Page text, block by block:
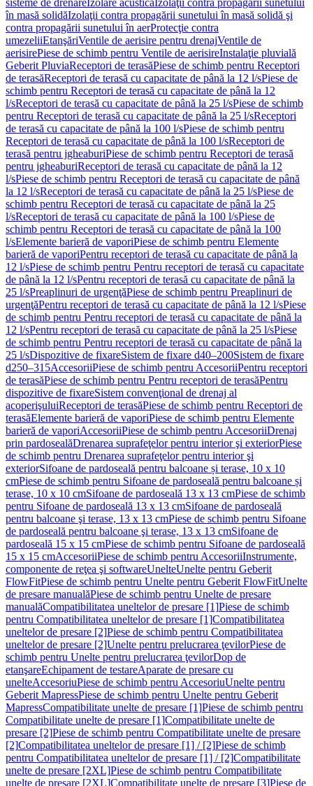
sisteme de drenareIzolare acusticăIzolaţii contra propagării sunetului
în masă solidăIzolaţii contra propagării sunetului în masă solidă şi
contra propagării sunetului în aerProtecţie contra
umezeliiEtanşăriVentile de aerisire pentru drenajVentile de
aerisirePiese de schimb pentru Ventile de aerisireInstalaţie pluvială
Geberit PluviaReceptori de terasăPiese de schimb pentru Receptori
de terasăReceptori de terasă cu capacitate de până la 12 l/sPiese de
schimb pentru Receptori de terasă cu capacitate de până la 12
l/sReceptori de terasă cu capacitate de până la 25 l/sPiese de schimb
pentru Receptori de terasă cu capacitate de până la 25 l/sReceptori
de terasă cu capacitate de până la 100 l/sPiese de schimb pentru
Receptori de terasă cu capacitate de până la 100 l/sReceptori de
terasă pentru jgheaburiPiese de schimb pentru Receptori de terasă
pentru jgheaburiReceptori de terasă cu capacitate de până la 12
l/sPiese de schimb pentru Receptori de terasă cu capacitate de până
la 12 l/sReceptori de terasă cu capacitate de până la 25 l/sPiese de
schimb pentru Receptori de terasă cu capacitate de până la 25
l/sReceptori de terasă cu capacitate de până la 100 l/sPiese de
schimb pentru Receptori de terasă cu capacitate de până la 100
l/sElemente barieră de vaporiPiese de schimb pentru Elemente
barieră de vaporiPentru receptori de terasă cu capacitate de până la
12 l/sPiese de schimb pentru Pentru receptori de terasă cu capacitate
de până la 12 l/sPentru receptori de terasă cu capacitate de până la
25 l/sPreaplinuri de urgenţăPiese de schimb pentru Preaplinuri de
urgenţăPentru receptori de terasă cu capacitate de până la 12 l/sPiese
de schimb pentru Pentru receptori de terasă cu capacitate de până la
12 l/sPentru receptori de terasă cu capacitate de până la 25 l/sPiese
de schimb pentru Pentru receptori de terasă cu capacitate de până la
25 l/sDispozitive de fixareSistem de fixare d40–200Sistem de fixare
d250–315AccesoriiPiese de schimb pentru AccesoriiPentru receptori
de terasăPiese de schimb pentru Pentru receptori de terasăPentru
dispozitive de fixareSistem convenţional de drenaj al
acoperişuluiReceptori de terasăPiese de schimb pentru Receptori de
terasăElemente barieră de vaporiPiese de schimb pentru Elemente
barieră de vaporiAccesoriiPiese de schimb pentru AccesoriiDrenaj
prin pardosealăDrenarea suprafeţelor pentru interior şi exteriorPiese
de schimb pentru Drenarea suprafeţelor pentru interior şi
exteriorSifoane de pardoseală pentru balcoane și terase, 10 x 10
cmPiese de schimb pentru Sifoane de pardoseală pentru balcoane și
terase, 10 x 10 cmSifoane de pardoseală 13 x 13 cmPiese de schimb
pentru Sifoane de pardoseală 13 x 13 cmSifoane de pardoseală
pentru balcoane şi terase, 13 x 13 cmPiese de schimb pentru Sifoane
de pardoseală pentru balcoane şi terase, 13 x 13 cmSifoane de
pardoseală 15 x 15 cmPiese de schimb pentru Sifoane de pardoseală
15 x 15 cmAccesoriiPiese de schimb pentru AccesoriiInstrumente,
componente de reţea şi softwareUnelteUnelte pentru Geberit
FlowFitPiese de schimb pentru Unelte pentru Geberit FlowFitUnelte
de presare manualăPiese de schimb pentru Unelte de presare
manualăCompatibilitatea uneltelor de presare [1]Piese de schimb
pentru Compatibilitatea uneltelor de presare [1]Compatibilitatea
uneltelor de presare [2]Piese de schimb pentru Compatibilitatea
uneltelor de presare [2]Unelte pentru prelucrarea ţevilorPiese de
schimb pentru Unelte pentru prelucrarea ţevilorDop de
etanşareEchipament de testareAparate de presare cu
unelteAccesoriuPiese de schimb pentru AccesoriuUnelte pentru
Geberit MapressPiese de schimb pentru Unelte pentru Geberit
MapressCompatibilitate unelte de presare [1]Piese de schimb pentru
Compatibilitate unelte de presare [1]Compatibilitate unelte de
presare [2]Piese de schimb pentru Compatibilitate unelte de presare
[2]Compatibilitatea uneltelor de presare [1] / [2]Piese de schimb
pentru Compatibilitatea uneltelor de presare [1] / [2]Compatibilitate
unelte de presare [2XL]Piese de schimb pentru Compatibilitate
unelte de presare [2XL]Compatibilitate unelte de presare [3]Piese de